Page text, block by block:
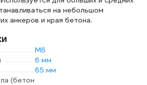
на небольшом
анкеров и края бетона.
М6
6 мм
65 мм
(бетон